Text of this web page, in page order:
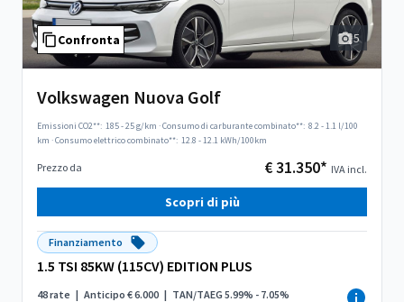
Confronta 5
Volkswagen Nuova Golf
Emissioni CO2**: 185 - 25 g/km ·Consumo di carburante combinato**: 8.2 - 1.1 l/100
km ·Consumo elettrico combinato**: 12.8 - 12.1 kWh/100km
Prezzo da € 31.350* IVA incl.
Scopri di più
Finanziamento
1.5 TSI 85KW (115CV) EDITION PLUS
48 rate | Anticipo € 6.000 | TAN/TAEG 5.99% - 7.05%